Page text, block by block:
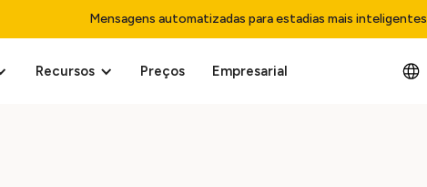
Mensagens automatizadas para estadias mais inteligentes
Recursos Preços Empresarial